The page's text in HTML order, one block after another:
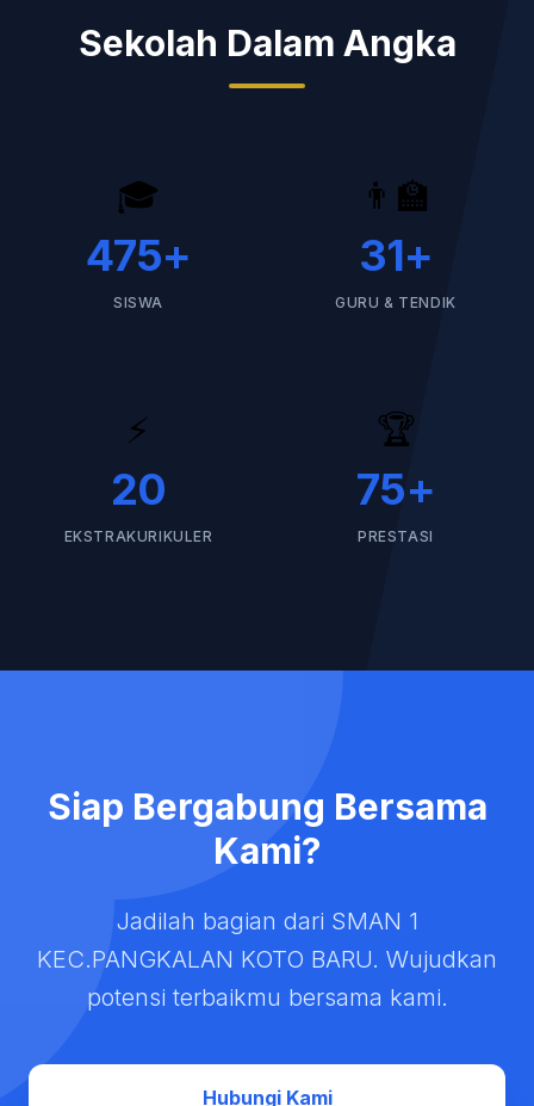
Sekolah Dalam Angka
🎓
475+
SISWA
👨‍🏫
31+
GURU & TENDIK
⚡
20
EKSTRAKURIKULER
🏆
75+
PRESTASI
Siap Bergabung Bersama
Kami?
Jadilah bagian dari SMAN 1
KEC.PANGKALAN KOTO BARU. Wujudkan
potensi terbaikmu bersama kami.
Hubungi Kami